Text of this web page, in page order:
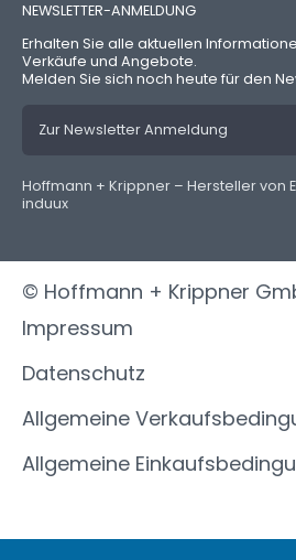
NEWSLETTER-ANMELDUNG
Erhalten Sie alle aktuellen
Verkäufe und Angebote.
Melden Sie sich noch heute für den
Zur Newsletter Anmeldung
Hoffmann + Krippner – Hersteller von
induux
© Hoffmann + Krippner
Impressum
Datenschutz
Allgemeine
Allgemeine